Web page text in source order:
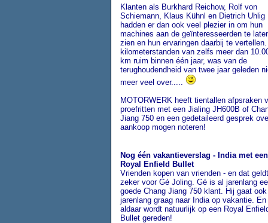
Klanten als Burkhard Reichow, Rolf von
Schiemann, Klaus Kühnl en Dietrich Uhlig
hadden er dan ook veel plezier in om hun
machines aan de geïnteresseerden te
zien en hun ervaringen daarbij te
kilometerstanden van zelfs meer dan
km ruim binnen één jaar, was van de
terughoudendheid van twee jaar geleden
meer veel over.....
MOTORWERK heeft tientallen afpsraken
proefritten met een Jialing JH600B of
Jiang 750 en een gedetaileerd gesprek
aankoop mogen noteren!
Nog één vakantieverslag - India met een
Royal Enfield Bullet
Vrienden kopen van vrienden - en dat geldt
zeker voor Gé Joling. Gé is al jarenlang
goede Chang Jiang 750 klant. Hij gaat
jarenlang graag naar India op vakantie. En
aldaar wordt natuurlijk op een Royal
Bullet gereden!